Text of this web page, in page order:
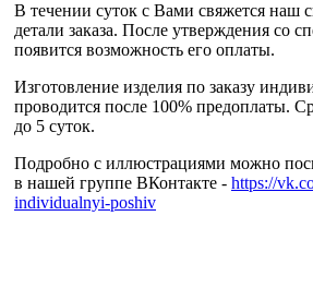
В течении суток с Вами свяжется наш
детали заказа. После утверждения со
появится возможность его оплаты.
Изготовление изделия по заказу
проводится после 100% предоплаты.
до 5 суток.
Подробно с иллюстрациями можно
в нашей группе ВКонтакте - https://
individualnyi-poshiv